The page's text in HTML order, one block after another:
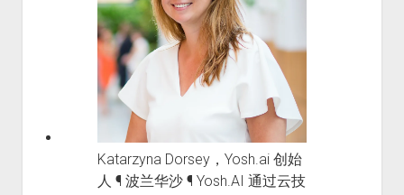
Katarzyna Dorsey，Yosh.ai 创始
人 ¶ 波兰华沙 ¶ Yosh.AI 通过云技